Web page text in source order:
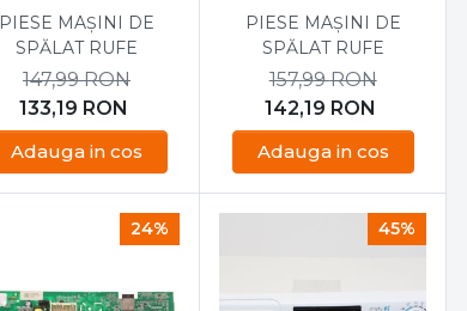
EL
PIESE MAȘINI DE
SPĂLAT RUFE
133,19 RON
147,99RON
Adauga in cos
Candy 49001262
PIESE MAȘINI DE
SPĂLAT RUFE
142,19 RON
157,99RON
Adauga in cos
24% 45%